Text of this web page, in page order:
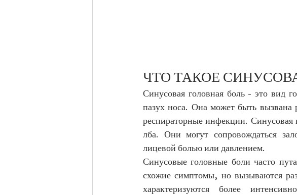
ЧТО ТАКОЕ
Синусовая головная боль - это вид
пазух носа. Она может быть вызвана
респираторные инфекции. Синусовая
лба. Они могут сопровождаться
лицевой болью или давлением.
Синусовые головные боли часто
схожие симптомы, но вызываются
характеризуются более